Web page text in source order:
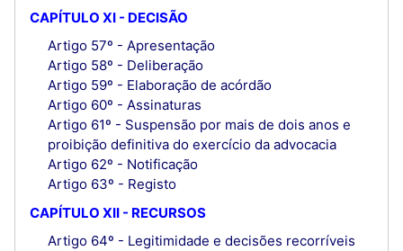
CAPÍTULO XI - DECISÃO
Artigo 57º - Apresentação
Artigo 58º - Deliberação
Artigo 59º - Elaboração de acórdão
Artigo 60º - Assinaturas
Artigo 61º - Suspensão por mais de dois anos e
proibição definitiva do exercício da advocacia
Artigo 62º - Notificação
Artigo 63º - Registo
CAPÍTULO XII - RECURSOS
Artigo 64º - Legitimidade e decisões recorríveis